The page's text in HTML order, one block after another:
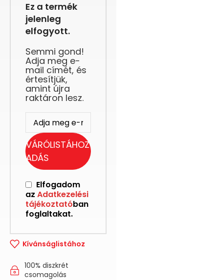
Ez a termék
jelenleg
elfogyott.
Semmi gond!
Adja meg e-
mail címét, és
értesítjük,
amint újra
raktáron lesz.
VÁRÓLISTÁHOZ
ADÁS
Elfogadom
az Adatkezelési
tájékoztatóban
foglaltakat.
Kívánságlistához
100% diszkrét
csomagolás